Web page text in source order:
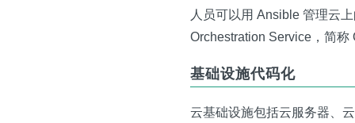
人员可以用 Ansible 管理云
Orchestration Service，简称
基础设施代码化
云基础设施包括云服务器、